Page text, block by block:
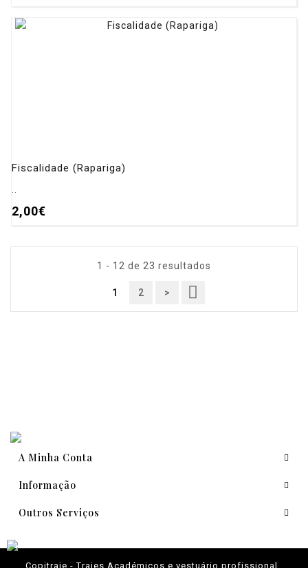
Fiscalidade (Rapariga)
2,00€
1 - 12 de 23 resultados
1 2 >
A Minha Conta
Informação
Outros Serviços
Copitraje - Trajes Académicos e vestuário profissional ,